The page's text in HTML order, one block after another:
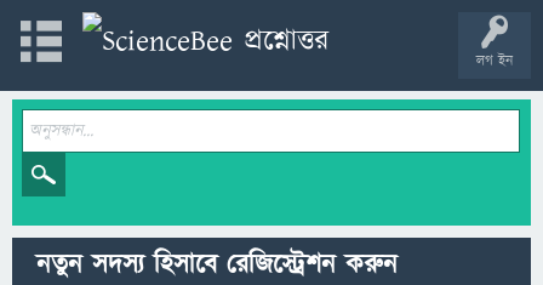
লগ ইন
নতুন সদস্য হিসাবে রেজিস্ট্রেশন করুন